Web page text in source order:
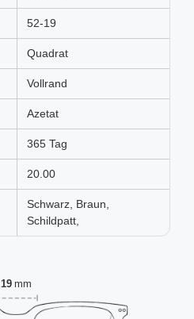
52-19
Quadrat
Vollrand
Azetat
365 Tag
20.00
Schwarz, Braun,
Schildpatt,
19 mm